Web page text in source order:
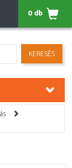
KERESÉS
0 db